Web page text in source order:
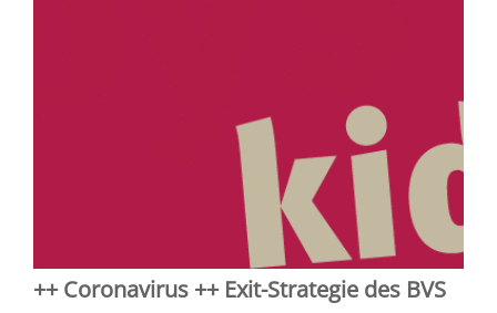
++ Coronavirus ++ Exit-Strategie des BVS